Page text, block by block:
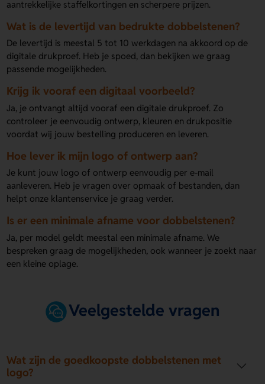
aantrekkelijke staffelkortingen en scherpere prijzen.
Wat is de levertijd van bedrukte dobbelstenen?
De levertijd is meestal 5 tot 10 werkdagen na akkoord op de
digitale drukproef. Heb je spoed, dan bekijken we graag
passende mogelijkheden.
Krijg ik vooraf een digitaal voorbeeld?
Ja, je ontvangt altijd vooraf een digitale drukproef. Zo
controleer je eenvoudig ontwerp, kleuren en drukpositie
voordat wij jouw bestelling produceren en leveren.
Hoe lever ik mijn logo of ontwerp aan?
Je kunt jouw logo of ontwerp eenvoudig per e-mail
aanleveren. Heb je vragen over opmaak of bestanden, dan
helpt onze klantenservice je graag verder.
Is er een minimale afname voor dobbelstenen?
Ja, per model geldt meestal een minimale afname. We
bespreken graag de mogelijkheden, ook wanneer je zoekt naar
een kleine oplage.
Veelgestelde vragen
Wat zijn de goedkoopste dobbelstenen met
logo?